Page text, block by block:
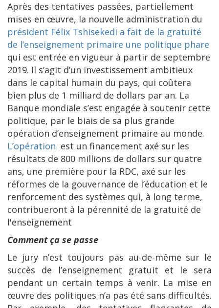
Après des tentatives passées, partiellement
mises en œuvre, la nouvelle administration du
président Félix Tshisekedi a fait de la gratuité
de l’enseignement primaire une politique phare
qui est entrée en vigueur à partir de septembre
2019. Il s’agit d’un investissement ambitieux
dans le capital humain du pays, qui coûtera
bien plus de 1 milliard de dollars par an. La
Banque mondiale s’est engagée à soutenir cette
politique, par le biais de sa plus grande
opération d’enseignement primaire au monde.
L’opération est un financement axé sur les
résultats de 800 millions de dollars sur quatre
ans, une première pour la RDC, axé sur les
réformes de la gouvernance de l’éducation et le
renforcement des systèmes qui, à long terme,
contribueront à la pérennité de la gratuité de
l'enseignement
Comment ça se passe
Le jury n’est toujours pas au-de-même sur le
succès de l’enseignement gratuit et le sera
pendant un certain temps à venir. La mise en
œuvre des politiques n’a pas été sans difficultés.